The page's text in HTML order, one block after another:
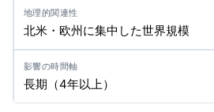
北米・欧州に集中した世界規模
長期（4年以上）